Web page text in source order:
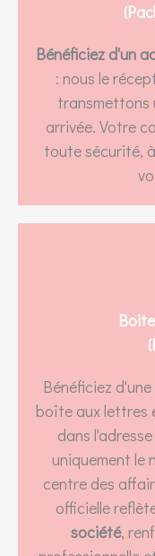
Bénéficiez d'un
: nous le
transmettons
arrivée. Votre
toute sécurité,
Bénéficiez
boîte aux lettres
dans
uniquement le
centre des
officielle
société,